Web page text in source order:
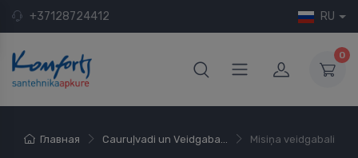
+37128724412 RU
0
Главная Cauruļvadi un Veidgaba... Misiņa veidgabali